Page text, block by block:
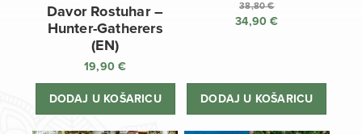
Davor Rostuhar –
Hunter-Gatherers
(EN)
19,90€
DODAJ U KOŠARICU
38,80€
Izvorna
38,80 €.
34,90€
34,90 €.
DODAJ U KOŠARICU